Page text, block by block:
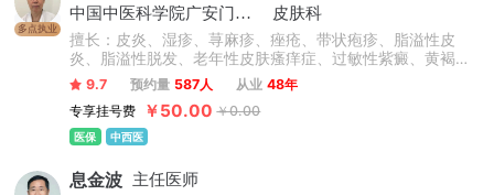
多点执业
中国中医科学院广安门医院
皮肤科
擅长：皮炎、湿疹、荨麻疹、痤疮、带状疱疹、脂溢性皮
炎、脂溢性脱发、老年性皮肤瘙痒症、过敏性紫癜、黄褐
斑、银屑病、白癜风、扁平疣等皮肤病的诊断及治疗。
9.7 预约量 587人 从业 48年
专享挂号费
￥50.00 ￥0.00
医保 中西医
息金波 主任医师